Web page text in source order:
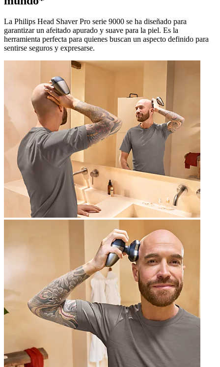
La Philips Head Shaver Pro serie 9000 se ha diseñado para
garantizar un afeitado apurado y suave para la piel. Es la
herramienta perfecta para quienes buscan un aspecto definido para
sentirse seguros y expresarse.